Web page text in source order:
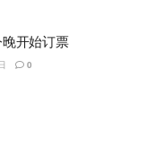
开始订票
0